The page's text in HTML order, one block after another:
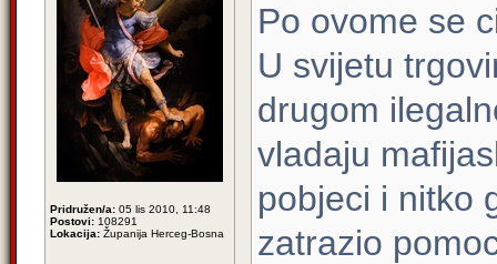
Pridružen/a: 05 lis 2010, 11:48
Postovi: 108291
Lokacija: Županija Herceg-Bosna
Po ovome se
U svijetu
drugom
vladaju
pobjeci i nitko
zatrazio